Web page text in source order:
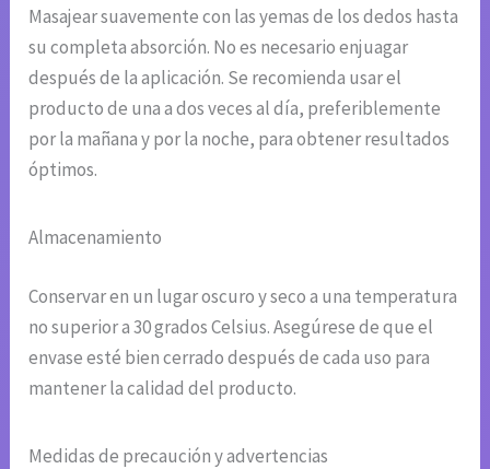
Masajear suavemente con las yemas de los dedos hasta
su completa absorción. No es necesario enjuagar
después de la aplicación. Se recomienda usar el
producto de una a dos veces al día, preferiblemente
por la mañana y por la noche, para obtener resultados
óptimos.
Almacenamiento
Conservar en un lugar oscuro y seco a una temperatura
no superior a 30 grados Celsius. Asegúrese de que el
envase esté bien cerrado después de cada uso para
mantener la calidad del producto.
Medidas de precaución y advertencias